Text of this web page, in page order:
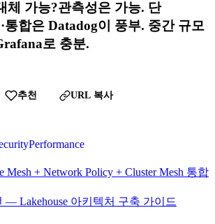
체 가능?관측성은 가능. 단
통합은 Datadog이 풍부. 중간 규모
로 충분.
추천 URL 복사
Performance
+ Network Policy + Cluster Mesh 통합
— Lakehouse 아키텍처 구축 가이드